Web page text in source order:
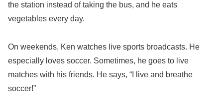
the station instead of taking the bus, and he eats
vegetables every day.
On weekends, Ken watches live sports broadcasts. He
especially loves soccer. Sometimes, he goes to live
matches with his friends. He says, “I live and breathe
soccer!”